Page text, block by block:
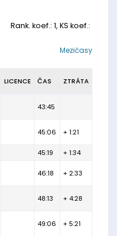
Rank. koef.: 1, KS koef.:
Mezičasy
LICENCE ČAS ZTRÁTA
43:45
45:06 + 1:21
45:19 + 1:34
46:18 + 2:33
48:13 + 4:28
49:06 + 5:21